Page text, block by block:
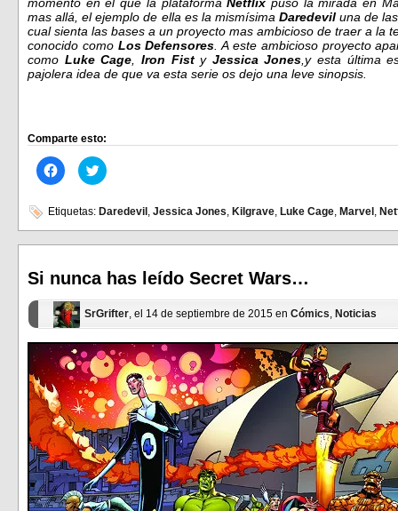
mas allá, el ejemplo de ella es la mismísima Daredevil una de
cual sienta las bases a un proyecto mas ambicioso de traer a la
conocido como Los Defensores . A este ambicioso proyecto
como Luke Cage Iron Fisty Jessica Jones ,y esta última
pajolera idea de que va esta serie os dejo una leve sinopsis.
Comparte esto:
Haz
clic
en
Facebook
(Se
abre
ventana
nueva)
Haz
clic
en
(Se
abre
ventana
nueva)
Etiquetas: Daredevil , Jessica Jones, Kilgrave, Luke Cage, Marvel ,
Si nunca has leído Secret Wars…
SrGrifter , el 14 de septiembre de 2015 en Cómics Noticias